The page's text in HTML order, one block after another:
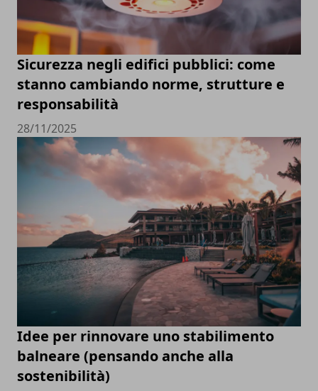
Sicurezza negli edifici pubblici: come
stanno cambiando norme, strutture e
responsabilità
28/11/2025
Idee per rinnovare uno stabilimento
balneare (pensando anche alla
sostenibilità)